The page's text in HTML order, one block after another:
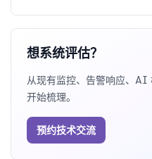
想系统评估？
从现有监控、告警响应、AI
开始梳理。
预约技术交流